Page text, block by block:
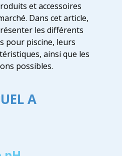
et accessoires
Dans cet article,
les différents
pour piscine, leurs
ainsi que les
possibles.
A